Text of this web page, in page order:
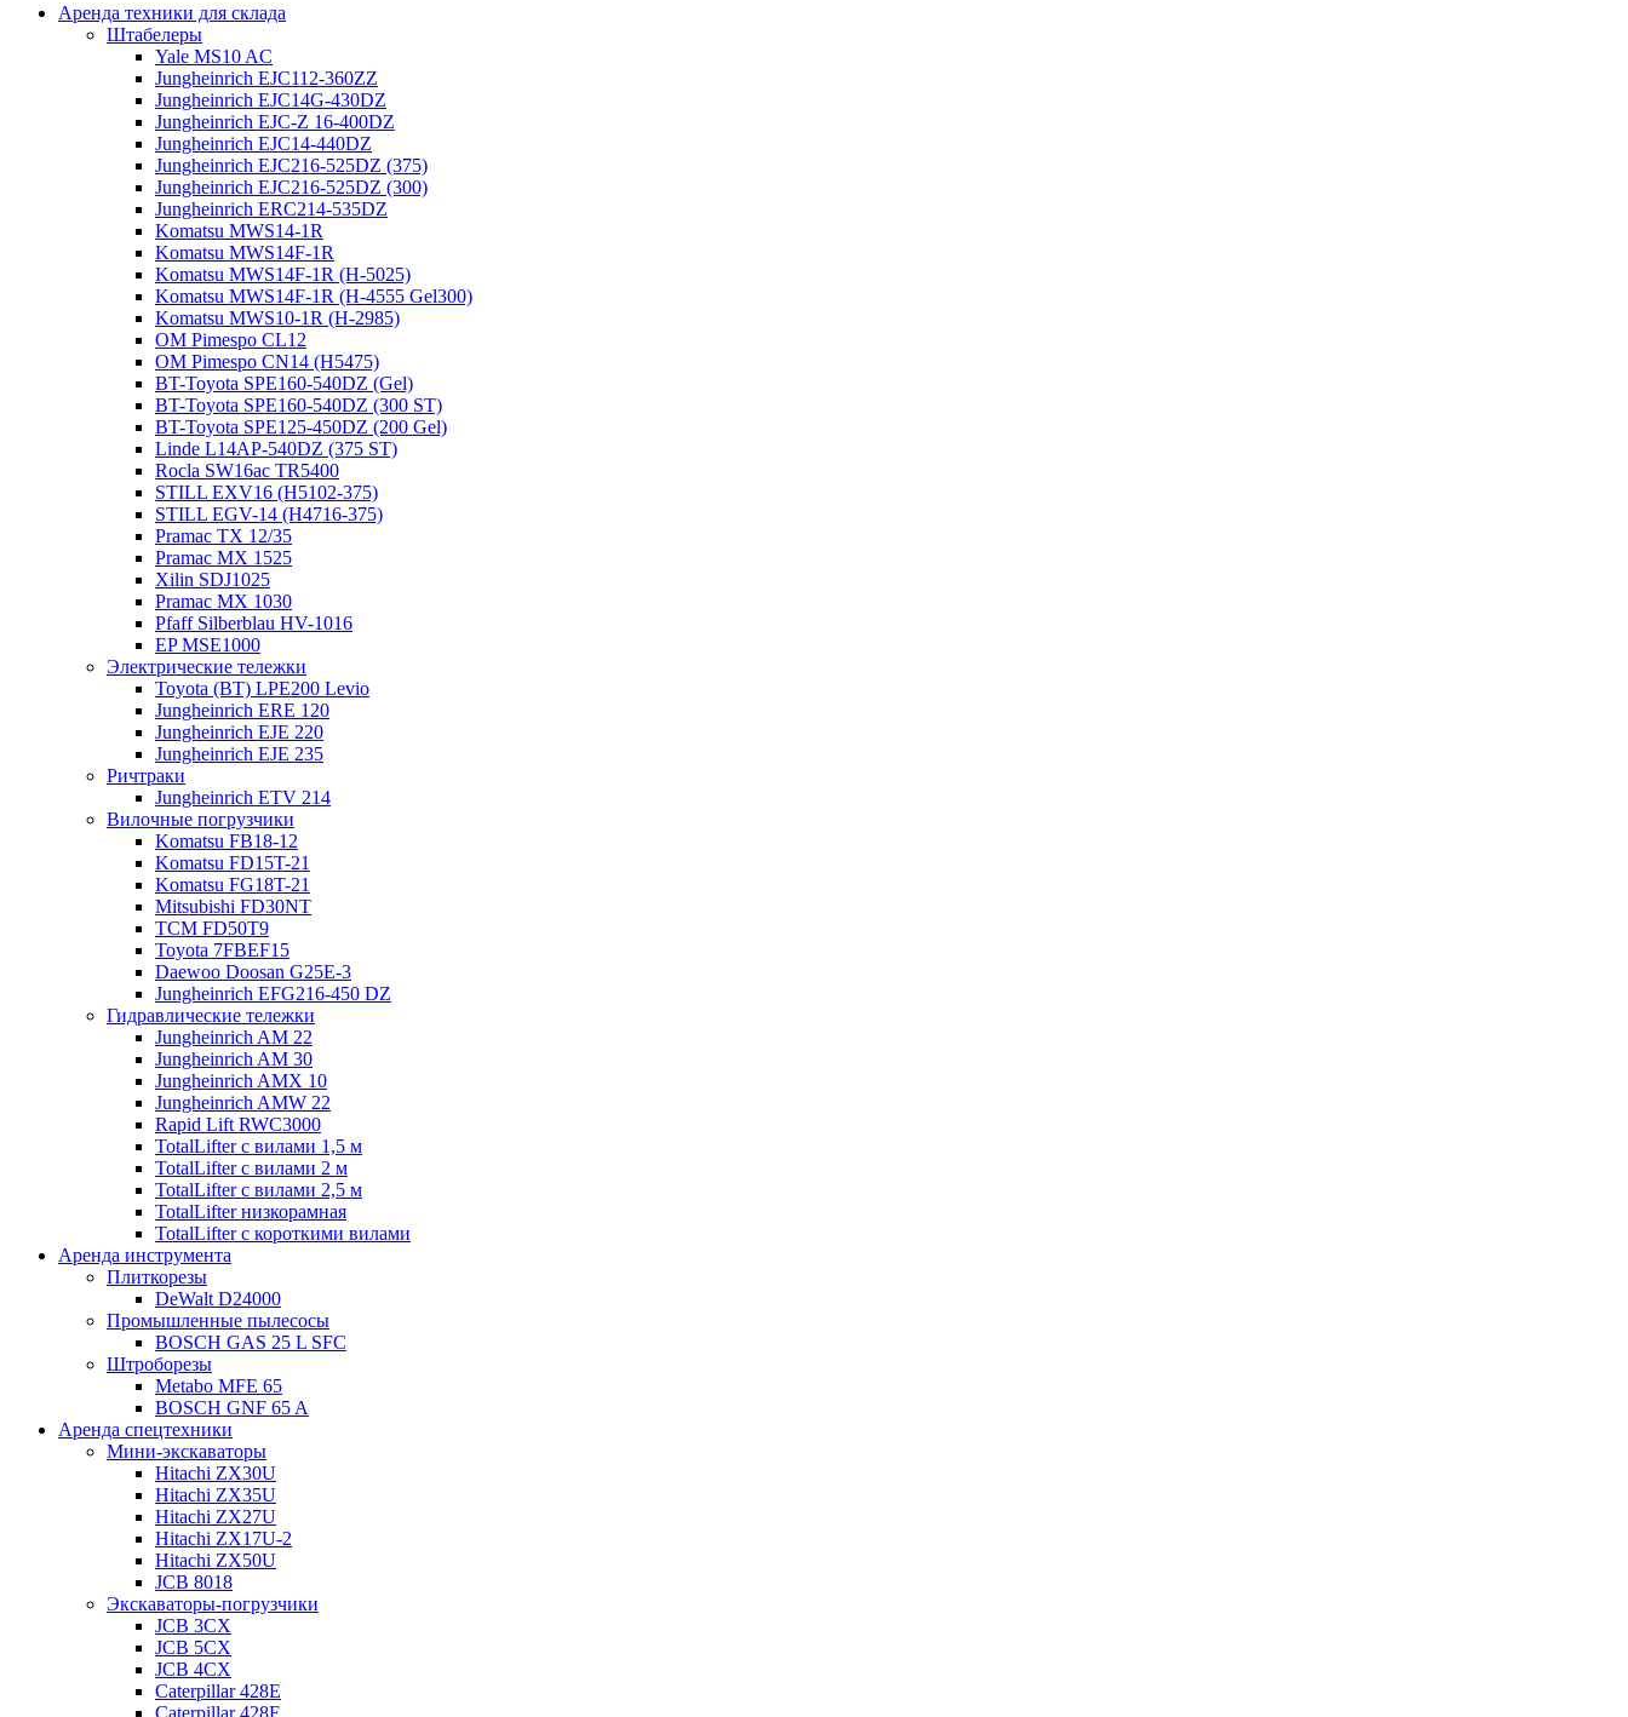
Аренда техники для склада
Штабелеры
Yale MS10 AC
Jungheinrich EJC112-360ZZ
Jungheinrich EJC14G-430DZ
Jungheinrich EJC-Z 16-400DZ
Jungheinrich EJC14-440DZ
Jungheinrich EJC216-525DZ (375)
Jungheinrich EJC216-525DZ (300)
Jungheinrich ERC214-535DZ
Komatsu MWS14-1R
Komatsu MWS14F-1R
Komatsu MWS14F-1R (H-5025)
Komatsu MWS14F-1R (H-4555 Gel300)
Komatsu MWS10-1R (Н-2985)
OM Pimespo CL12
OM Pimespo CN14 (Н5475)
BT-Toyota SPE160-540DZ (Gel)
BT-Toyota SPE160-540DZ (300 ST)
BT-Toyota SPE125-450DZ (200 Gel)
Linde L14AP-540DZ (375 ST)
Rocla SW16ac TR5400
STILL EXV16 (H5102-375)
STILL EGV-14 (H4716-375)
Pramac TX 12/35
Pramac MX 1525
Xilin SDJ1025
Pramac MX 1030
Pfaff Silberblau HV-1016
EP MSE1000
Электрические тележки
Toyota (BT) LPE200 Levio
Jungheinrich ERE 120
Jungheinrich EJE 220
Jungheinrich EJE 235
Ричтраки
Jungheinrich ETV 214
Вилочные погрузчики
Komatsu FB18-12
Komatsu FD15T-21
Komatsu FG18T-21
Mitsubishi FD30NT
TCM FD50T9
Toyota 7FBEF15
Daewoo Doosan G25E-3
Jungheinrich EFG216-450 DZ
Гидравлические тележки
Jungheinrich AM 22
Jungheinrich AM 30
Jungheinrich AMX 10
Jungheinrich AMW 22
Rapid Lift RWC3000
TotalLifter с вилами 1,5 м
TotalLifter с вилами 2 м
TotalLifter с вилами 2,5 м
TotalLifter низкорамная
TotalLifter с короткими вилами
Аренда инструмента
Плиткорезы
DeWalt D24000
Промышленные пылесосы
BOSCH GAS 25 L SFC
Штроборезы
Metabo MFE 65
BOSCH GNF 65 A
Аренда спецтехники
Мини-экскаваторы
Hitachi ZX30U
Hitachi ZX35U
Hitachi ZX27U
Hitachi ZX17U-2
Hitachi ZX50U
JCB 8018
Экскаваторы-погрузчики
JCB 3CX
JCB 5CX
JCB 4CX
Caterpillar 428E
Caterpillar 428F